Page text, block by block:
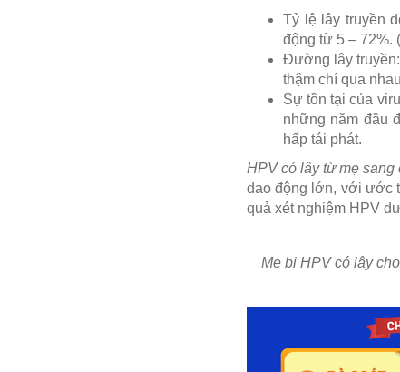
Tỷ lệ lây truyền
động từ 5 – 72%. (
Đường lây
thậm chí qua
Sự tồn tại của
những năm đầu
hấp tái phát.
HPV có lây từ mẹ sang
dao động lớn, với ước
quả xét nghiệm HPV
Mẹ bị HPV có lây